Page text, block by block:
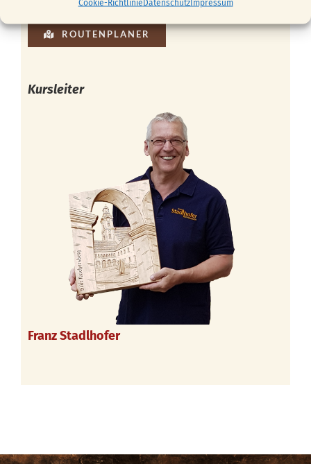
Cookie-RichtlinieDatenschutzImpressum
ROUTENPLANER
Kursleiter
Franz Stadlhofer